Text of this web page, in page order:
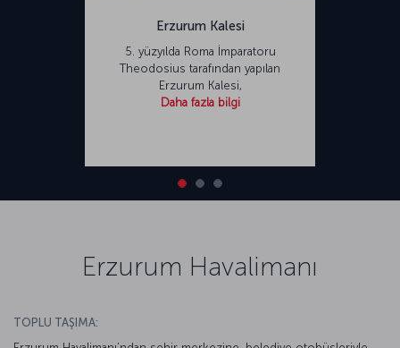
Erzurum Kalesi
5. yüzyılda Roma İmparatoru
Theodosius tarafından yapılan
Erzurum Kalesi,
Daha fazla bilgi
Erzurum Havalimanı
TOPLU TAŞIMA: